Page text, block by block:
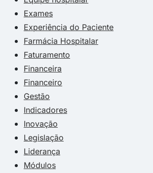
Exames
Experiência do Paciente
Farmácia Hospitalar
Faturamento
Financeira
Financeiro
Gestão
Indicadores
Inovação
Legislação
Liderança
Módulos